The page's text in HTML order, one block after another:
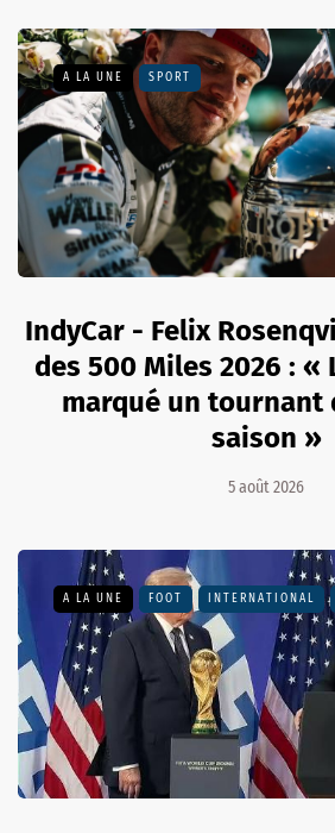
A LA UNE SPORT
IndyCar - Felix
des 500 Miles 2026 : «
marqué un tournant
saison »
5 août 2026
A LA UNE FOOT INTERNATIONAL